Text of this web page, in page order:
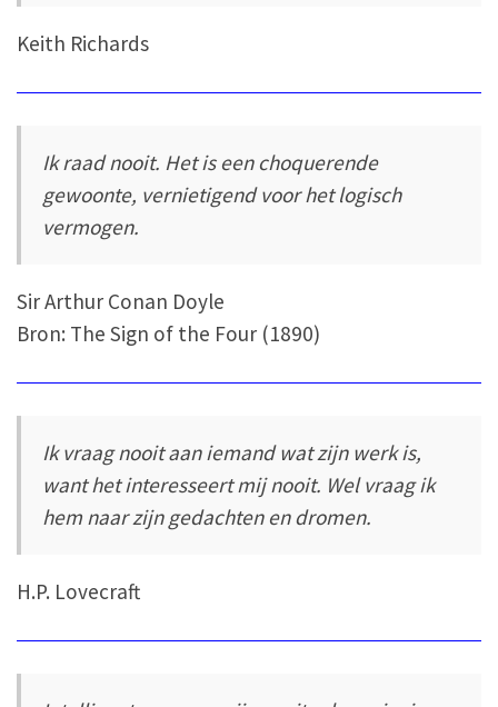
Keith Richards
Ik raad nooit. Het is een choquerende
gewoonte, vernietigend voor het logisch
vermogen.
Sir Arthur Conan Doyle
Bron: The Sign of the Four (1890)
Ik vraag nooit aan iemand wat zijn werk is,
want het interesseert mij nooit. Wel vraag ik
hem naar zijn gedachten en dromen.
H.P. Lovecraft